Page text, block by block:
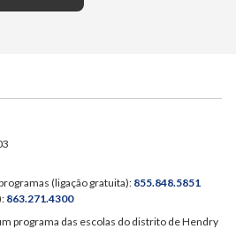
(ligação gratuita): 855.848.5851
863.271.4300
programa das escolas do distrito de Hendry